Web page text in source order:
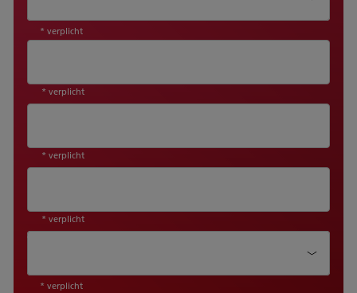
* verplicht
* verplicht
* verplicht
* verplicht
* verplicht